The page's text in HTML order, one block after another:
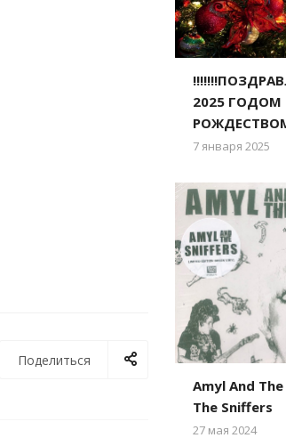
Поделиться
2025 ГОДОМ
7 января 2025
Amyl And
The Sniffers
27 мая 2024